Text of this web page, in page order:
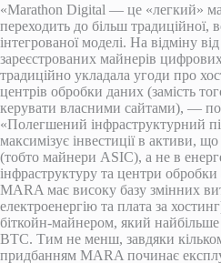
«Marathon Digital — це «легкий»
переходить до більш традиційної,
інтегрованої моделі. На відміну
зареєстрованих майнерів
традиційно укладала угоди про
центрів обробки даних (замість
керувати власними сайтами), —
«Полегшений інфраструктурний
максимізує інвестиції в активи,
(тобто майнери ASIC), а не в
інфраструктуру та центри
MARA має високу базу змінних
електроенергію та плата за
біткойн-майнером, який найбільше
BTC. Тим не менш, завдяки
придбанням MARA починає